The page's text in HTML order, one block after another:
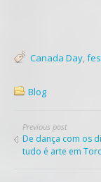
Canada Day,
Blog
Previous post
De dança com os
tudo é arte em